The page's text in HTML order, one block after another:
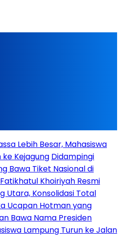
Lebih Besar, Mahasiswa
Kejagung ‎Didampingi
Bawa Tiket Nasional di
Fatikhatul Khoiriyah Resmi
Utara, Konsolidasi Total
Ucapan Hotman yang
Bawa Nama Presiden
Lampung Turun ke Jalan